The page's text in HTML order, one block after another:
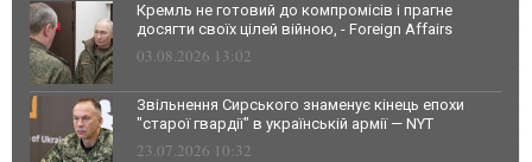
Кремль не готовий до компромісів і прагне
досягти своїх цілей війною, - Foreign Affairs
03.08.2026 13:02
Звільнення Сирського знаменує кінець епохи
"старої гвардії" в українській армії — NYT
23.07.2026 10:32